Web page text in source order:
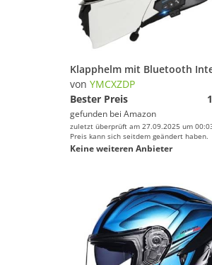
von YMCXZDP
Bester Preis
gefunden bei Amazon
zuletzt überprüft am 27.09.2025 um
Preis kann sich seitdem geändert haben.
Keine weiteren Anbieter